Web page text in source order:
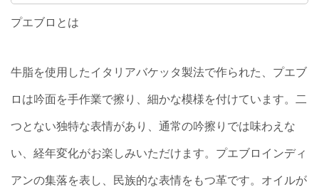
プエブロとは
牛脂を使用したイタリアバケッタ製法で作られた、プエブ
ロは吟面を手作業で擦り、細かな模様を付けています。二
つとない独特な表情があり、通常の吟擦りでは味わえな
い、経年変化がお楽しみいただけます。プエブロインディ
アンの集落を表し、民族的な表情をもつ革です。オイルが